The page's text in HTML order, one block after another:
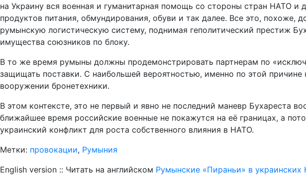
на Украину вся военная и гуманитарная помощь со стороны стран НАТО
продуктов питания, обмундирования, обуви и так далее. Все это,
румынскую логистическую систему, поднимая геполитический престиж
имущества союзников по блоку.
В то же время румыны должны продемонстрировать партнерам по
защищать поставки. С наибольшей вероятностью, именно по этой
вооружении бронетехники.
В этом контексте, это не первый и явно не последний маневр Бухареста
ближайшее время российские военные не покажутся на её границах, а
украинский конфликт для роста собственного влияния в НАТО.
Метки: провокации, Румыния
English version :: Читать на английском Румынские «Пираньи» в украинских